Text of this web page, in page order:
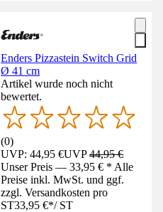
Enders Pizzastein Switch Grid
Ø 41 cm
Artikel wurde noch nicht
bewertet.
(0)
UVP: 44,95 €UVP44,95 €
Unser Preis — 33,95 € * Alle
Preise inkl. MwSt. und ggf.
zzgl. Versandkosten pro
ST33,95 €*/ ST